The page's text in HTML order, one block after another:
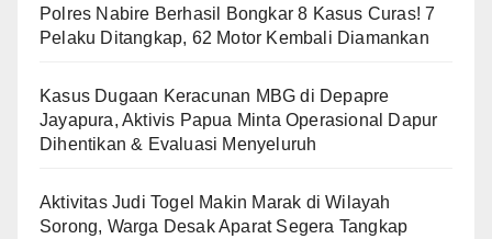
Polres Nabire Berhasil Bongkar 8 Kasus Curas! 7
Pelaku Ditangkap, 62 Motor Kembali Diamankan
Kasus Dugaan Keracunan MBG di Depapre
Jayapura, Aktivis Papua Minta Operasional Dapur
Dihentikan & Evaluasi Menyeluruh
Aktivitas Judi Togel Makin Marak di Wilayah
Sorong, Warga Desak Aparat Segera Tangkap